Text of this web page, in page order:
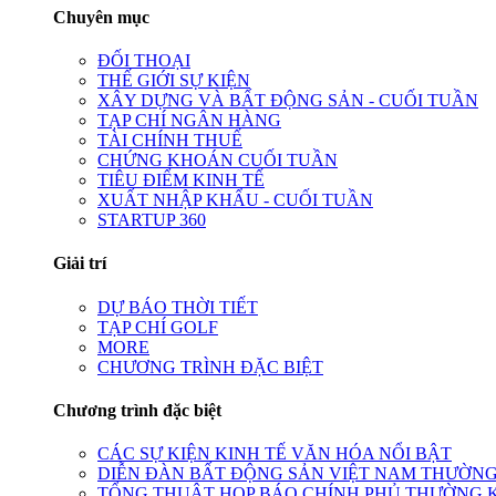
Chuyên mục
ĐỐI THOẠI
THẾ GIỚI SỰ KIỆN
XÂY DỰNG VÀ BẤT ĐỘNG SẢN - CUỐI TUẦN
TẠP CHÍ NGÂN HÀNG
TÀI CHÍNH THUẾ
CHỨNG KHOÁN CUỐI TUẦN
TIÊU ĐIỂM KINH TẾ
XUẤT NHẬP KHẨU - CUỐI TUẦN
STARTUP 360
Giải trí
DỰ BÁO THỜI TIẾT
TẠP CHÍ GOLF
MORE
CHƯƠNG TRÌNH ĐẶC BIỆT
Chương trình đặc biệt
CÁC SỰ KIỆN KINH TẾ VĂN HÓA NỔI BẬT
DIỄN ĐÀN BẤT ĐỘNG SẢN VIỆT NAM